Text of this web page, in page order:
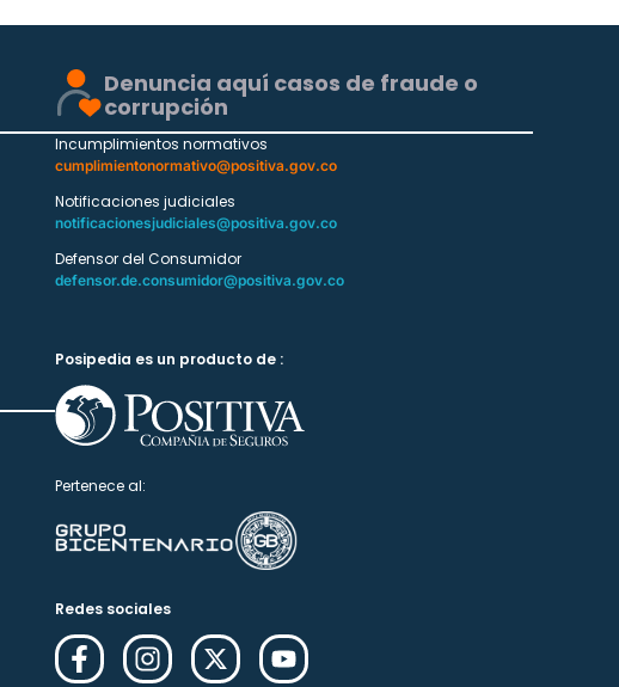
Denuncia aquí casos de fraude o
corrupción
Incumplimientos normativos
cumplimientonormativo@positiva.gov.co
Notificaciones judiciales
notificacionesjudiciales@positiva.gov.co
Defensor del Consumidor
defensor.de.consumidor@positiva.gov.co
Posipedia es un producto de :
Pertenece al:
Redes sociales